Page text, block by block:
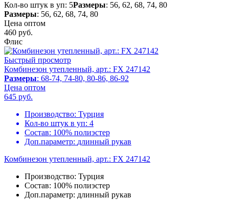
Кол-во штук в уп: 5Размеры: 56, 62, 68, 74, 80
Размеры: 56, 62, 68, 74, 80
Цена оптом
460 руб.
Флис
Быстрый просмотр
Комбинезон утепленный, арт.: FX 247142
Размеры: 68-74, 74-80, 80-86, 86-92
Цена оптом
645 руб.
Производство: Турция
Кол-во штук в уп: 4
Состав: 100% полиэстер
Доп.параметр: длинный рукав
Комбинезон утепленный, арт.: FX 247142
Производство: Турция
Состав: 100% полиэстер
Доп.параметр: длинный рукав